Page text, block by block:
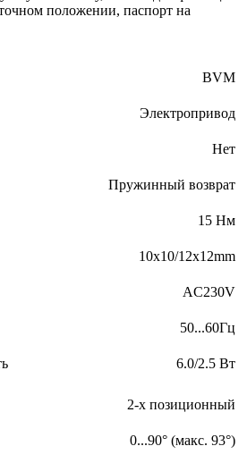
положении, паспорт на
BVM
Электропривод
Нет
Пружинный возврат
15 Нм
10х10/12х12mm
AC230V
50...60Гц
6.0/2.5 Вт
2-х позиционный
0...90° (макс. 93°)